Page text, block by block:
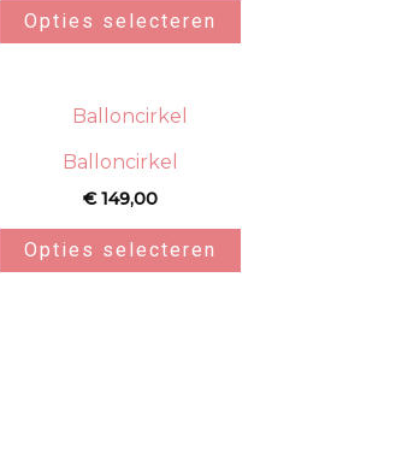
Opties selecteren
Balloncirkel
€149,00
Opties selecteren